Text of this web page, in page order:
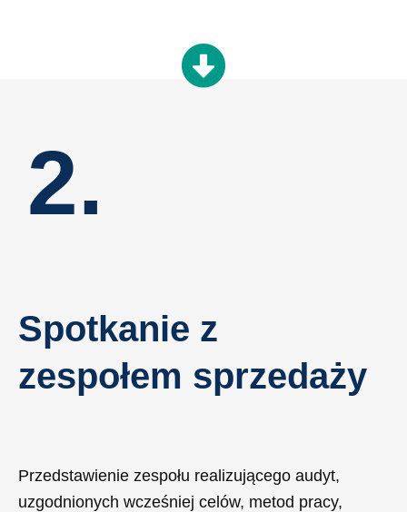
2.
Spotkanie z
zespołem sprzedaży
Przedstawienie zespołu realizującego audyt,
uzgodnionych wcześniej celów, metod pracy,